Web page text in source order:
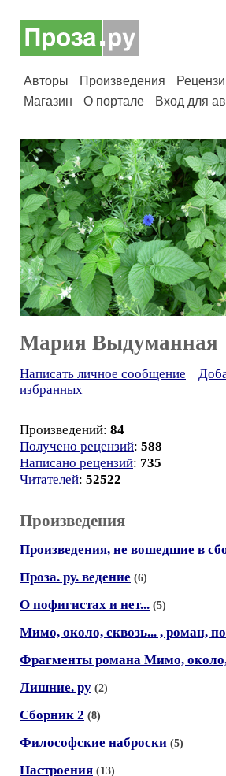
Авторы Произведения
Магазин
О портале Вход для
Мария Выдуманная
Написать личное сообщение
избранных
Произведений: 84
Получено рецензий: 588
Написано рецензий: 735
Читателей: 52522
Произведения
Произведения, не вошедшие в
Проза. ру. ведение (6)
О пофигистах и нет... (5)
Мимо, около, сквозь... , роман,
Фрагменты романа Мимо, около,
Лишние. ру (2)
Сборник 2 (8)
Философские наброски (5)
Настроения (13)